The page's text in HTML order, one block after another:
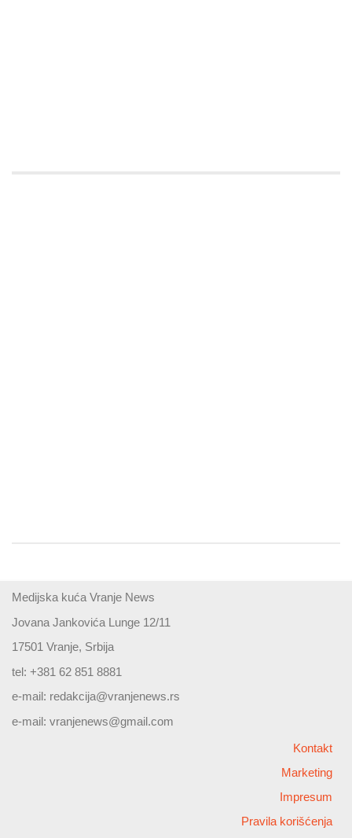
Medijska kuća Vranje News
Jovana Jankovića Lunge 12/11
17501 Vranje, Srbija
tel: +381 62 851 8881
e-mail: redakcija@vranjenews.rs
e-mail: vranjenews@gmail.com
Kontakt
Marketing
Impresum
Pravila korišćenja